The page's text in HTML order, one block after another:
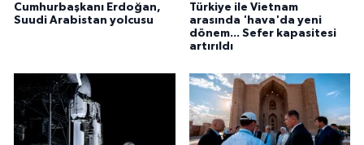
Cumhurbaşkanı Erdoğan,
Suudi Arabistan yolcusu
Türkiye ile Vietnam
arasında 'hava'da yeni
dönem... Sefer kapasitesi
artırıldı